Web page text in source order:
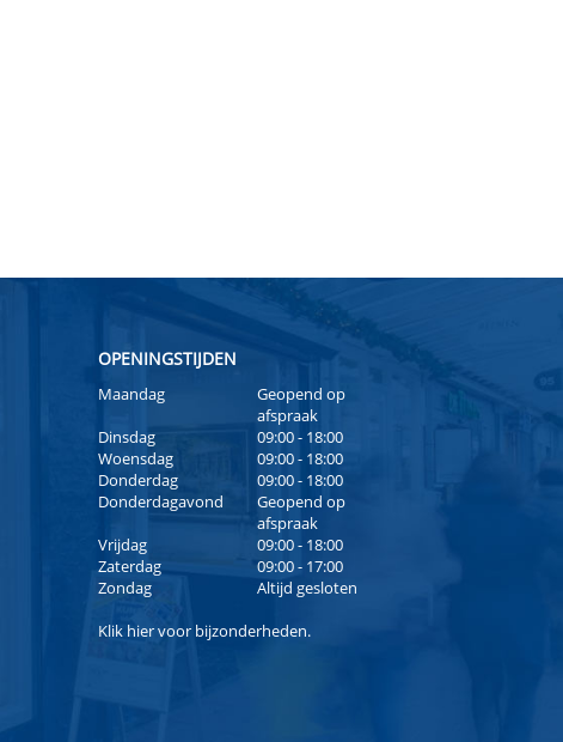
OPENINGSTIJDEN
Maandag
Geopend op
afspraak
Dinsdag
09:00 - 18:00
Woensdag
09:00 - 18:00
Donderdag
09:00 - 18:00
Donderdagavond
Geopend op
afspraak
Vrijdag
09:00 - 18:00
Zaterdag
09:00 - 17:00
Zondag
Altijd gesloten
Klik hiervoor bijzonderheden.